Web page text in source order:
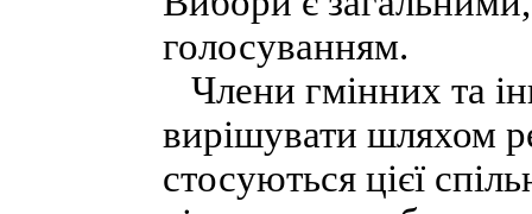
голосуванням.
Члени гмінних та
вирішувати шляхом
стосуються цієї